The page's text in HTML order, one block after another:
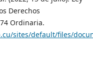
Derechos
Ordinaria.
sites/default/files/